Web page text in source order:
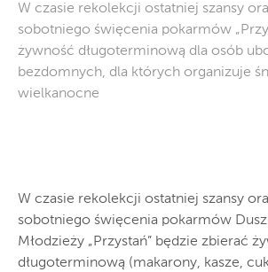
W czasie rekolekcji ostatniej szansy
sobotniego święcenia pokarmów
żywność długoterminową dla osób
bezdomnych, dla których organizuje
wielkanocne
W czasie rekolekcji ostatniej szansy
sobotniego święcenia pokarmów
Młodzieży „Przystań” będzie zbierać
długoterminową (makarony, kasze,